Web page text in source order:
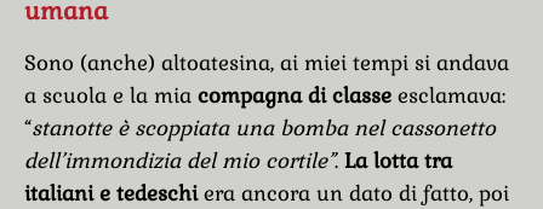
umana
Sono (anche) altoatesina, ai miei tempi si andava
a scuola e la mia compagna di classe esclamava:
“stanotte è scoppiata una bomba nel cassonetto
dell’immondizia del mio cortile”. La lotta tra
italiani e tedeschiera ancora un dato di fatto, poi